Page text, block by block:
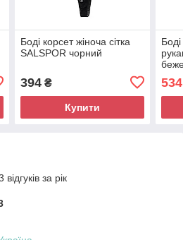
Боді корсет жіноча сітка
SALSPOR чорний
394₴
Купити
534
за рік